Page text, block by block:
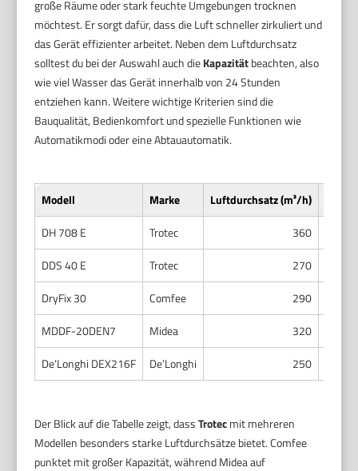
große Räume oder stark feuchte Umgebungen trocknen
möchtest. Er sorgt dafür, dass die Luft schneller zirkuliert und
das Gerät effizienter arbeitet. Neben dem Luftdurchsatz
solltest du bei der Auswahl auch dieKapazitätbeachten, also
wie viel Wasser das Gerät innerhalb von 24 Stunden
entziehen kann. Weitere wichtige Kriterien sind die
Bauqualität, Bedienkomfort und spezielle Funktionen wie
Automatikmodi oder eine Abtauautomatik.
Modell Marke Luftdurchsatz (m³/h)
DH 708 E
Trotec
360
DDS 40 E
Trotec
270
DryFix 30
Comfee
290
MDDF-20DEN7
Midea
320
De’Longhi DEX216F
De’Longhi 250
Der Blick auf die Tabelle zeigt, dassTrotecmit mehreren
Modellen besonders starke Luftdurchsätze bietet. Comfee
punktet mit großer Kapazität, während Midea auf